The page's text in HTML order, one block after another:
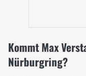
Kommt Max
Nürburgring?